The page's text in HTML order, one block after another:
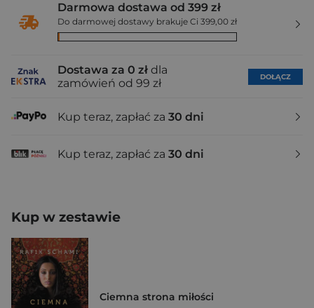
Darmowa dostawa od 399 zł
Do darmowej dostawy brakuje Ci 399,00 zł
Dostawa za 0 zł dla
zamówień od 99 zł
DOŁĄCZ
Kup teraz, zapłać za 30 dni
Kup teraz, zapłać za 30 dni
Kup w zestawie
Ciemna strona miłości